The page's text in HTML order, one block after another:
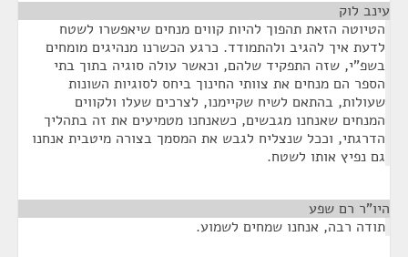
עינב לוק
הטיוטה הזאת תהפוך להיות קווים מנחים שיאפשרו לשטח
לדעת איך להגיב ולהתמודד. כרגע הכשרנו מנהיגים מומחים
בשפ"י, שזה התפקיד שלהם, וכאשר עולה סוגיה בתוך בתי
הספר הם מנחים את צוותי החינוך ביחס לסוגיות השונות
שעולות, בהתאם לשיח שקיימנו, לצרכים שעלו ולקווים
המנחים שאנחנו מגבשים, כשאנחנו מטמיעים את זה בתהליך
הדרגתי, וככל שנצליח לגבש את המסמך בצורה מיטבית אנחנו
גם נפיץ אותו לשטח.
היו"ר רם שפע
תודה רבה, אנחנו שמחים לשמוע.